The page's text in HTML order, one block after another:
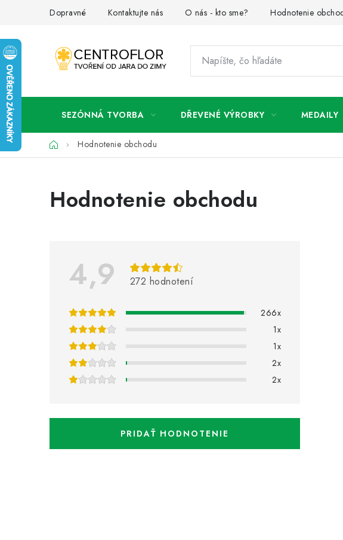
Dopravné Kontaktujte nás O nás - kto sme? Hodnotenie
SEZÓNNÁ TVORBA DŘEVENÉ VÝROBKY MEDAILY
DomovHodnotenie obchodu
Hodnotenie obchodu
4,9 272 hodnotení
266x
1x
1x
2x
2x
PRIDAŤ HODNOTENIE
V
t
e